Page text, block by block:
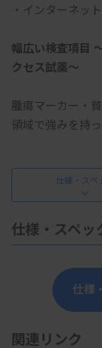
・インターネッ
幅広い検査項目
クセス試薬～
腫瘍マーカー・
領域で強みを持
仕様・スペ
仕様・スペッ
仕様
関連リンク